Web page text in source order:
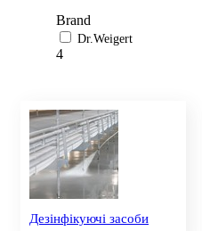
Brand
Dr.Weigert
4
Дезінфікуючі засоби